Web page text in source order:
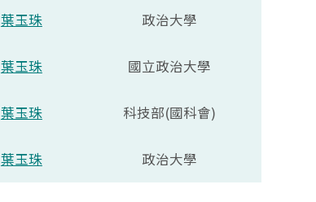
葉玉珠 政治大學
葉玉珠 國立政治大學
葉玉珠 科技部(國科會)
葉玉珠 政治大學